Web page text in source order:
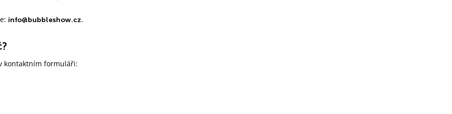
info@bubbleshow.cz.
kontaktním formuláři: